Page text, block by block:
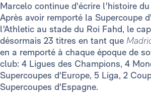
Marcelo continue d'écrire l'histoire
Après avoir remporté la Supercoupe
l'Athletic au stade du Roi Fahd, le
désormais 23 titres en tant que
en a remporté à chaque époque de
club: 4 Ligues des Champions, 4
Supercoupes d'Europe, 5 Liga, 2
Supercoupes d'Espagne.